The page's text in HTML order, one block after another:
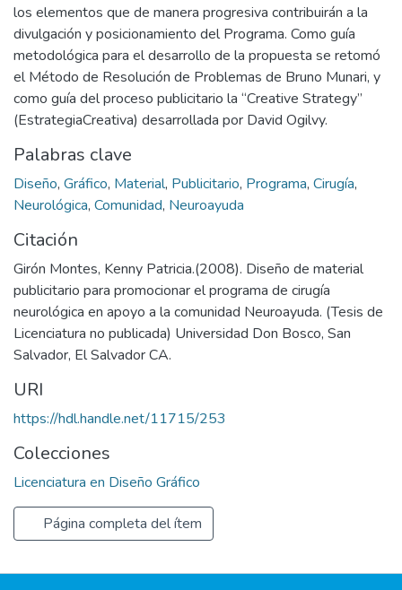
los elementos que de manera progresiva contribuirán a la
divulgación y posicionamiento del Programa. Como guía
metodológica para el desarrollo de la propuesta se retomó
el Método de Resolución de Problemas de Bruno Munari, y
como guía del proceso publicitario la “Creative Strategy”
(EstrategiaCreativa) desarrollada por David Ogilvy.
Palabras clave
Diseño, Gráfico, Material, Publicitario, Programa, Cirugía,
Neurológica, Comunidad, Neuroayuda
Citación
Girón Montes, Kenny Patricia.(2008). Diseño de material
publicitario para promocionar el programa de cirugía
neurológica en apoyo a la comunidad Neuroayuda. (Tesis de
Licenciatura no publicada) Universidad Don Bosco, San
Salvador, El Salvador CA.
URI
https://hdl.handle.net/11715/253
Colecciones
Licenciatura en Diseño Gráfico
Página completa del ítem